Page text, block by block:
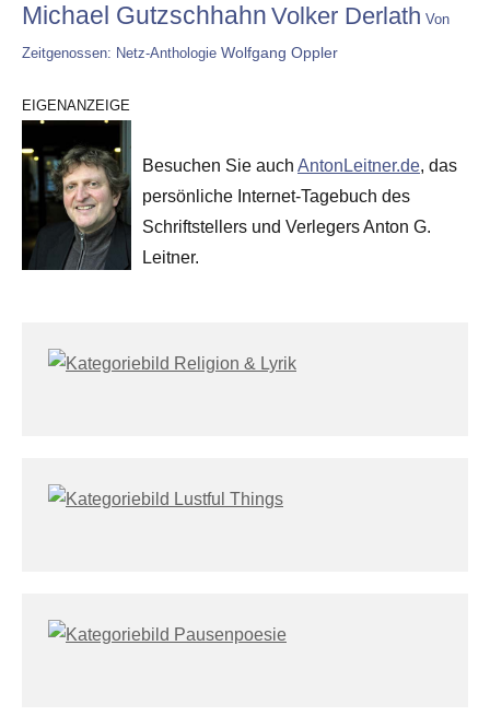
Michael Gutzschhahn Volker Derlath Von
Zeitgenossen: Netz-Anthologie Wolfgang Oppler
EIGENANZEIGE
Besuchen Sie auch AntonLeitner.de, das
persönliche Internet-Tagebuch des
Schriftstellers und Verlegers Anton G.
Leitner.